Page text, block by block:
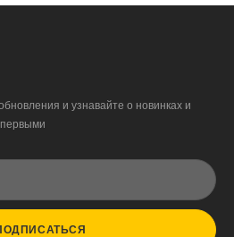
и узнавайте о новинках и